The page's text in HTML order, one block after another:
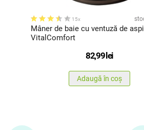
15x
Mâner de baie cu ventuză de
VitalComfort
82,99lei
Adaugă în coș